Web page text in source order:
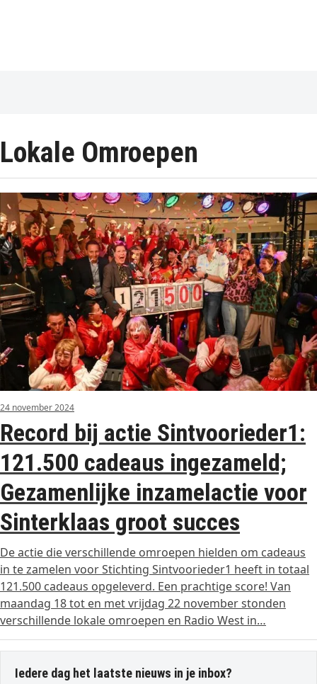
Lokale Omroepen
24 november 2024
Record bij actie Sintvoorieder1:
121.500 cadeaus ingezameld;
Gezamenlijke inzamelactie voor
Sinterklaas groot succes
De actie die verschillende omroepen hielden om cadeaus
in te zamelen voor Stichting Sintvoorieder1 heeft in totaal
121.500 cadeaus opgeleverd. Een prachtige score! Van
maandag 18 tot en met vrijdag 22 november stonden
verschillende lokale omroepen en Radio West in…
Iedere dag het laatste nieuws in je inbox?